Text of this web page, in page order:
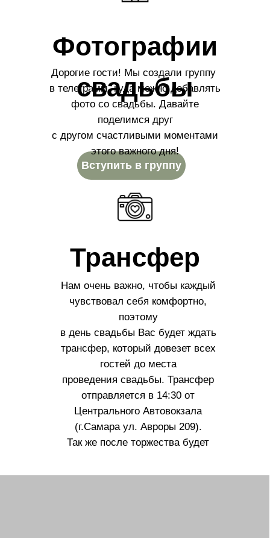
Фотографии
свадьбы
Вступить в группу
Дорогие гости! Мы создали группу
в телеграмм, куда можно добавлять
фото со свадьбы. Давайте
поделимся друг
с другом счастливыми моментами
этого важного дня!
Трансфер
Нам очень важно, чтобы каждый
чувствовал себя комфортно,
поэтому
в день свадьбы Вас будет ждать
трансфер, который довезет всех
гостей до места
проведения свадьбы. Трансфер
отправляется в 14:30 от
Центрального Автовокзала
(г.Самара ул. Авроры 209).
Так же после торжества будет
проведения до автовокзала